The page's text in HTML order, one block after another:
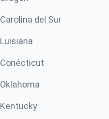
Carolina del Sur
Luisiana
Conécticut
Oklahoma
Kentucky